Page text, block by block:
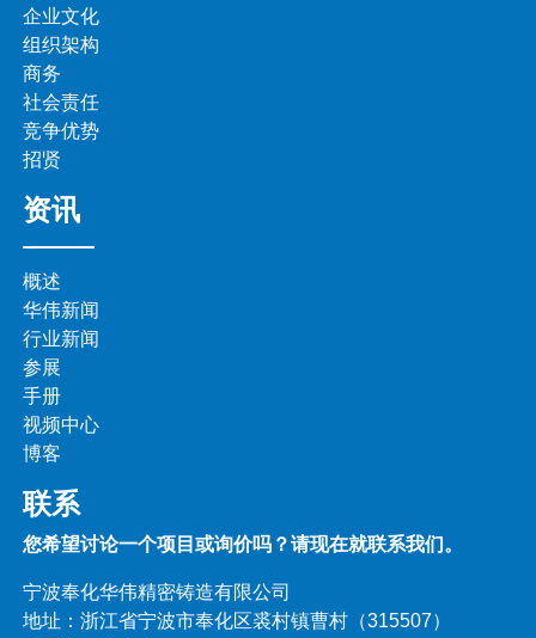
企业文化
组织架构
商务
社会责任
竞争优势
招贤
资讯
概述
华伟新闻
行业新闻
参展
手册
视频中心
博客
联系
您希望讨论一个项目或询价吗？请现在就联系我们。
宁波奉化华伟精密铸造有限公司
地址：浙江省宁波市奉化区裘村镇曹村（315507）